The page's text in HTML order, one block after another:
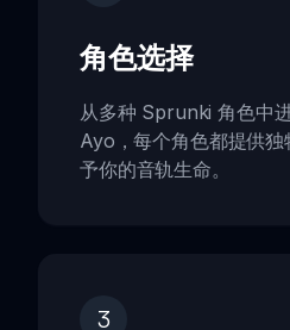
角色选择
从多种 Sprunki 角色中
Ayo，每个角色都提供
予你的音轨生命。
3